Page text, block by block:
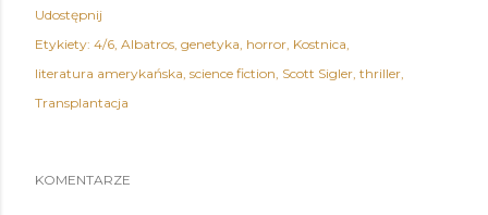
Udostępnij
Etykiety: 4/6 Albatros genetyka horror Kostnica
literatura amerykańska science fiction Scott Sigler thriller
Transplantacja
KOMENTARZE